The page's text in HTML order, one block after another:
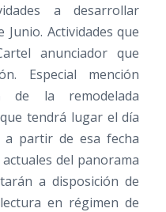
a desarrollar
Actividades que
anunciador que
Especial mención
de la remodelada
que tendrá lugar el día
a partir de esa fecha
del panorama
a disposición de
en régimen de